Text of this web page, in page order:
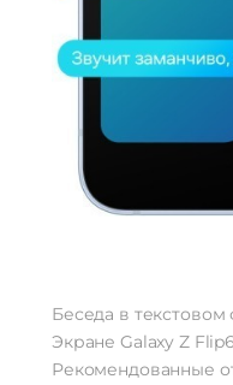
Беседа в текстовом
Экране Galaxy Z
Рекомендованные